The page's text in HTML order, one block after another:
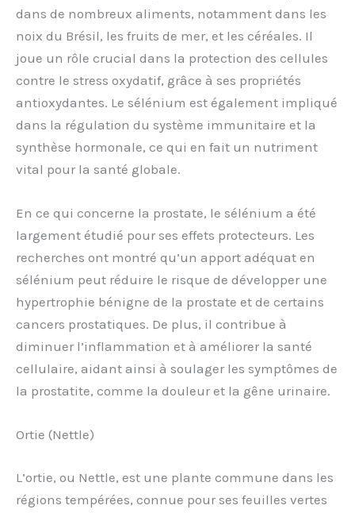
dans de nombreux aliments, notamment dans les
noix du Brésil, les fruits de mer, et les céréales. Il
joue un rôle crucial dans la protection des cellules
contre le stress oxydatif, grâce à ses propriétés
antioxydantes. Le sélénium est également impliqué
dans la régulation du système immunitaire et la
synthèse hormonale, ce qui en fait un nutriment
vital pour la santé globale.
En ce qui concerne la prostate, le sélénium a été
largement étudié pour ses effets protecteurs. Les
recherches ont montré qu’un apport adéquat en
sélénium peut réduire le risque de développer une
hypertrophie bénigne de la prostate et de certains
cancers prostatiques. De plus, il contribue à
diminuer l’inflammation et à améliorer la santé
cellulaire, aidant ainsi à soulager les symptômes de
la prostatite, comme la douleur et la gêne urinaire.
Ortie (Nettle)
L’ortie, ou Nettle, est une plante commune dans les
régions tempérées, connue pour ses feuilles vertes